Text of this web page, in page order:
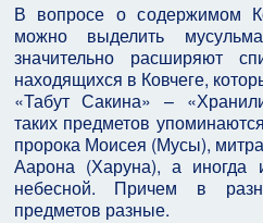
В вопросе о содержимом
можно выделить
значительно расширяют
находящихся в Ковчеге,
«Табут Сакина» –
таких предметов
пророка Моисея (Мусы),
Аарона (Харуна), а
небесной. Причем в
предметов разные.